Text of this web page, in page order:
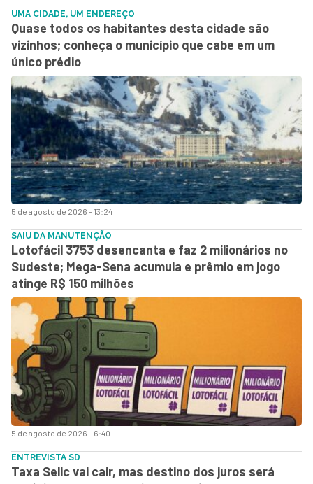
5 de agosto de 2026 - 13:24
UMA CIDADE, UM ENDEREÇO
Quase todos os habitantes desta cidade são
vizinhos; conheça o município que cabe em um
único prédio
5 de agosto de 2026 - 6:40
SAIU DA MANUTENÇÃO
Lotofácil 3753 desencanta e faz 2 milionários no
Sudeste; Mega-Sena acumula e prêmio em jogo
atinge R$ 150 milhões
ENTREVISTA SD
Taxa Selic vai cair, mas destino dos juros será